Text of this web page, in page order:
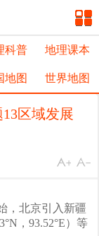
科普 地理课本
地图 世界地图
区域发展
，北京引入新疆
，93.52°E）等